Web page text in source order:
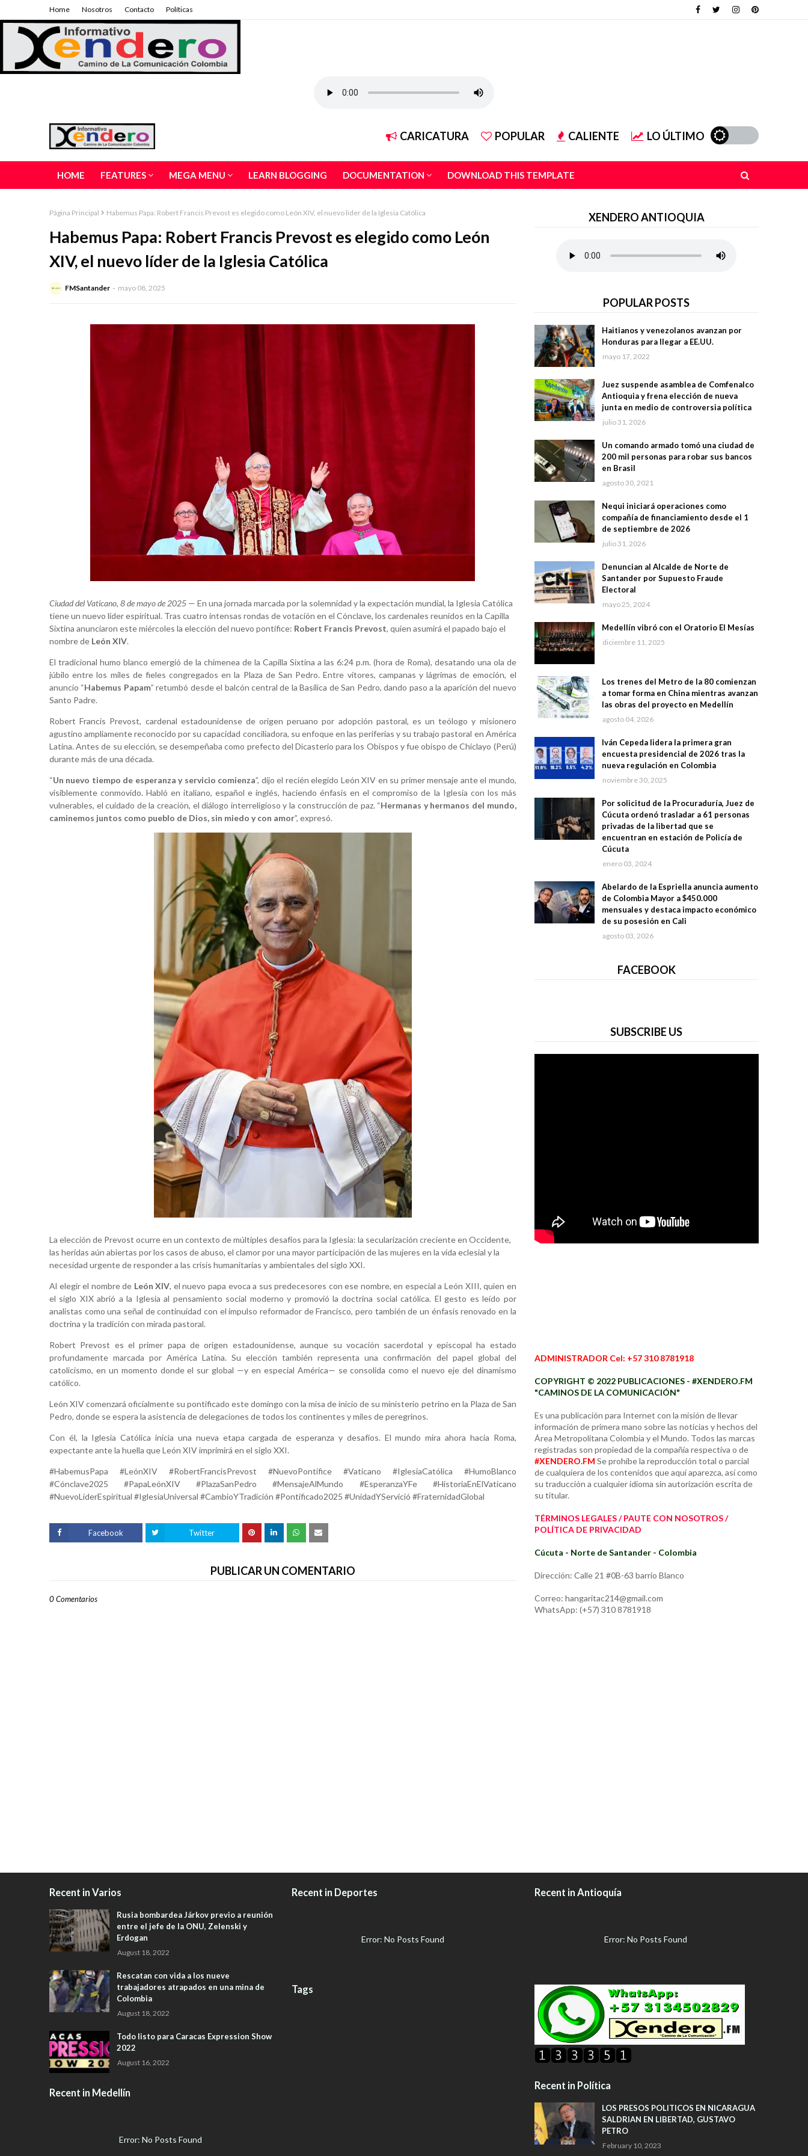
Home Nosotros Contacto Políticas
CARICATURA POPULAR CALIENTE LO ÚLTIMO
HOME FEATURES MEGA MENU LEARN BLOGGING DOCUMENTATION DOWNLOAD THIS TEMPLATE
Página Principal Habemus Papa: Robert Francis Prevost es elegido como León XIV, el nuevo líder de la Iglesia Católica
Habemus Papa: Robert Francis Prevost es elegido como León
XIV, el nuevo líder de la Iglesia Católica
FMSantander mayo 08, 2025
Ciudad del Vaticano, 8 de mayo de 2025 — En una jornada marcada por la solemnidad y la expectación mundial, la Iglesia Católica
tiene un nuevo líder espiritual. Tras cuatro intensas rondas de votación en el Cónclave, los cardenales reunidos en la Capilla
Sixtina anunciaron este miércoles la elección del nuevo pontífice: Robert Francis Prevost, quien asumirá el papado bajo el
nombre de León XIV.
El tradicional humo blanco emergió de la chimenea de la Capilla Sixtina a las 6:24 p.m. (hora de Roma), desatando una ola de
júbilo entre los miles de fieles congregados en la Plaza de San Pedro. Entre vítores, campanas y lágrimas de emoción, el
anuncio “Habemus Papam” retumbó desde el balcón central de la Basílica de San Pedro, dando paso a la aparición del nuevo
Santo Padre.
Robert Francis Prevost, cardenal estadounidense de origen peruano por adopción pastoral, es un teólogo y misionero
agustino ampliamente reconocido por su capacidad conciliadora, su enfoque en las periferias y su trabajo pastoral en América
Latina. Antes de su elección, se desempeñaba como prefecto del Dicasterio para los Obispos y fue obispo de Chiclayo (Perú)
durante más de una década.
“Un nuevo tiempo de esperanza y servicio comienza”, dijo el recién elegido León XIV en su primer mensaje ante el mundo,
visiblemente conmovido. Habló en italiano, español e inglés, haciendo énfasis en el compromiso de la Iglesia con los más
vulnerables, el cuidado de la creación, el diálogo interreligioso y la construcción de paz. “Hermanas y hermanos del mundo,
caminemos juntos como pueblo de Dios, sin miedo y con amor”, expresó.
La elección de Prevost ocurre en un contexto de múltiples desafíos para la Iglesia: la secularización creciente en Occidente,
las heridas aún abiertas por los casos de abuso, el clamor por una mayor participación de las mujeres en la vida eclesial y la
necesidad urgente de responder a las crisis humanitarias y ambientales del siglo XXI.
Al elegir el nombre de León XIV, el nuevo papa evoca a sus predecesores con ese nombre, en especial a León XIII, quien en
el siglo XIX abrió a la Iglesia al pensamiento social moderno y promovió la doctrina social católica. El gesto es leído por
analistas como una señal de continuidad con el impulso reformador de Francisco, pero también de un énfasis renovado en la
doctrina y la tradición con mirada pastoral.
Robert Prevost es el primer papa de origen estadounidense, aunque su vocación sacerdotal y episcopal ha estado
profundamente marcada por América Latina. Su elección también representa una confirmación del papel global del
catolicismo, en un momento donde el sur global —y en especial América— se consolida como el nuevo eje del dinamismo
católico.
León XIV comenzará oficialmente su pontificado este domingo con la misa de inicio de su ministerio petrino en la Plaza de San
Pedro, donde se espera la asistencia de delegaciones de todos los continentes y miles de peregrinos.
Con él, la Iglesia Católica inicia una nueva etapa cargada de esperanza y desafíos. El mundo mira ahora hacia Roma,
expectante ante la huella que León XIV imprimirá en el siglo XXI.
#HabemusPapa #LeónXIV #RobertFrancisPrevost #NuevoPontífice #Vaticano #IglesiaCatólica #HumoBlanco
#Cónclave2025 #PapaLeónXIV #PlazaSanPedro #MensajeAlMundo #EsperanzaYFe #HistoriaEnElVaticano
#NuevoLíderEspiritual #IglesiaUniversal #CambioYTradición #Pontificado2025 #UnidadYServició #FraternidadGlobal
Facebook Twitter
PUBLICAR UN COMENTARIO
0 Comentarios
XENDERO ANTIOQUIA
POPULAR POSTS
Haitianos y venezolanos avanzan por
Honduras para llegar a EE.UU.
mayo 17, 2022
Juez suspende asamblea de Comfenalco
Antioquia y frena elección de nueva
junta en medio de controversia política
julio 31, 2026
Un comando armado tomó una ciudad de
200 mil personas para robar sus bancos
en Brasil
agosto 30, 2021
Nequi iniciará operaciones como
compañía de financiamiento desde el 1
de septiembre de 2026
julio 31, 2026
Denuncian al Alcalde de Norte de
Santander por Supuesto Fraude
Electoral
mayo 25, 2024
Medellín vibró con el Oratorio El Mesías
diciembre 11, 2025
Los trenes del Metro de la 80 comienzan
a tomar forma en China mientras avanzan
las obras del proyecto en Medellín
agosto 04, 2026
Iván Cepeda lidera la primera gran
encuesta presidencial de 2026 tras la
nueva regulación en Colombia
noviembre 30, 2025
Por solicitud de la Procuraduría, Juez de
Cúcuta ordenó trasladar a 61 personas
privadas de la libertad que se
encuentran en estación de Policía de
Cúcuta
enero 03, 2024
Abelardo de la Espriella anuncia aumento
de Colombia Mayor a $450.000
mensuales y destaca impacto económico
de su posesión en Cali
agosto 03, 2026
FACEBOOK
SUBSCRIBE US
ADMINISTRADOR Cel: +57 310 8781918
COPYRIGHT © 2022 PUBLICACIONES - #XENDERO.FM
"CAMINOS DE LA COMUNICACIÓN"
Es una publicación para Internet con la misión de llevar
información de primera mano sobre las noticias y hechos del
Área Metropolitana Colombia y el Mundo. Todos las marcas
registradas son propiedad de la compañía respectiva o de
#XENDERO.FM Se prohíbe la reproducción total o parcial
de cualquiera de los contenidos que aquí aparezca, así como
su traducción a cualquier idioma sin autorización escrita de
su titular.
TÉRMINOS LEGALES / PAUTE CON NOSOTROS /
POLÍTICA DE PRIVACIDAD
Cúcuta - Norte de Santander - Colombia
Dirección: Calle 21 #0B-63 barrio Blanco
Correo: hangaritac214@gmail.com
WhatsApp: (+57) 310 8781918
Recent in Varios
Rusia bombardea Járkov previo a reunión
entre el jefe de la ONU, Zelenski y
Erdogan
August 18, 2022
Rescatan con vida a los nueve
trabajadores atrapados en una mina de
Colombia
August 18, 2022
Todo listo para Caracas Expression Show
2022
August 16, 2022
Recent in Medellín
Error: No Posts Found
Recent in Deportes
Error: No Posts Found
Tags
Recent in Antioquía
Error: No Posts Found
Recent in Política
LOS PRESOS POLITICOS EN NICARAGUA
SALDRIAN EN LIBERTAD, GUSTAVO
PETRO
February 10, 2023